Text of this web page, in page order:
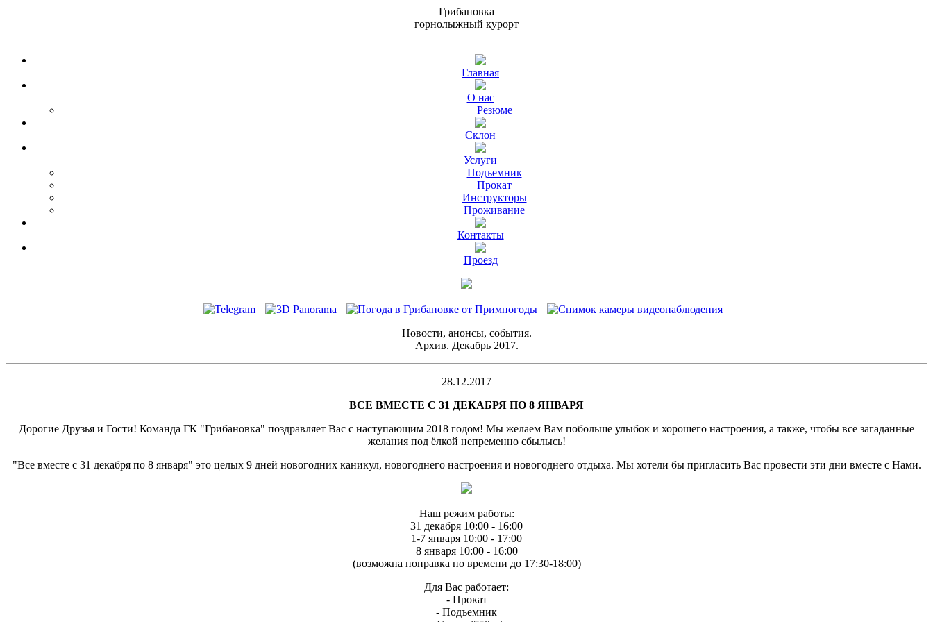
Грибановка
горнолыжный курорт
Главная
О нас
Резюме
Склон
Услуги
Подъемник
Прокат
Инструкторы
Проживание
Контакты
Проезд
Новости, анонсы, события.
Архив. Декабрь 2017.
28.12.2017
ВСЕ ВМЕСТЕ С 31 ДЕКАБРЯ ПО 8 ЯНВАРЯ
Дорогие Друзья и Гости! Команда ГК "Грибановка" поздравляет Вас с наступающим 2018 годом! Мы желаем Вам побольше улыбок и хорошего настроения, а также, чтобы все загаданные
желания под ёлкой непременно сбылысь!
"Все вместе с 31 декабря по 8 января" это целых 9 дней новогодних каникул, новогоднего настроения и новогоднего отдыха. Мы хотели бы пригласить Вас провести эти дни вместе с Нами.
Наш режим работы:
31 декабря 10:00 - 16:00
1-7 января 10:00 - 17:00
8 января 10:00 - 16:00
(возможна поправка по времени до 17:30-18:00)
Для Вас работает:
- Прокат
- Подъемник